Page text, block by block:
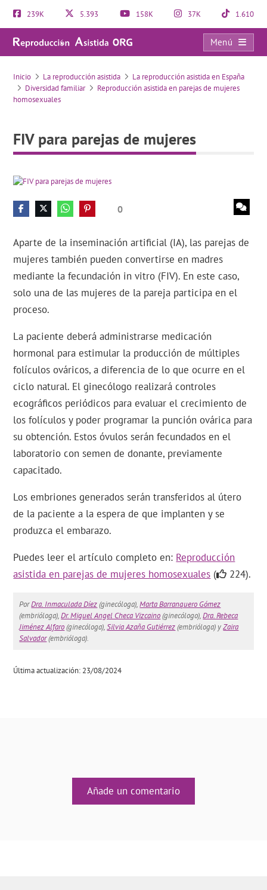
239K 5.393 158K 37K 1.610
Menú
FIV para parejas de mujeres
Inicio La reproducción asistida
La reproducción asistida en España
Diversidad familiar
Reproducción asistida en parejas de mujeres
homosexuales
FIV para parejas de mujeres
0
Aparte de la inseminación artificial (IA), las parejas de
mujeres también pueden convertirse en madres
mediante la fecundación in vitro (FIV). En este caso,
solo una de las mujeres de la pareja participa en el
proceso.
La paciente deberá administrarse medicación
hormonal para estimular la producción de múltiples
folículos ováricos, a diferencia de lo que ocurre en el
ciclo natural. El ginecólogo realizará controles
ecográficos periódicos para evaluar el crecimiento de
los folículos y poder programar la punción ovárica para
su obtención. Estos óvulos serán fecundados en el
laboratorio con semen de donante, previamente
capacitado.
Los embriones generados serán transferidos al útero
de la paciente a la espera de que implanten y se
produzca el embarazo.
Puedes leer el artículo completo en: Reproducción
asistida en parejas de mujeres homosexuales ( 224).
PorDra. Inmaculada Díez(ginecóloga),Marta Barranquero Gómez
(embrióloga),Dr. Miguel Angel Checa Vizcaino(ginecólogo),Dra. Rebeca
Jiménez Alfaro(ginecóloga),Silvia Azaña Gutiérrez(embrióloga) yZaira
Salvador(embrióloga).
Última actualización: 23/08/2024
Añade un comentario